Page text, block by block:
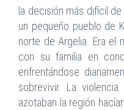
la decisión más difícil
un pequeño pueblo de
norte de Argelia. Era el
con su familia en
enfrentándose
sobrevivir. La
azotaban la región